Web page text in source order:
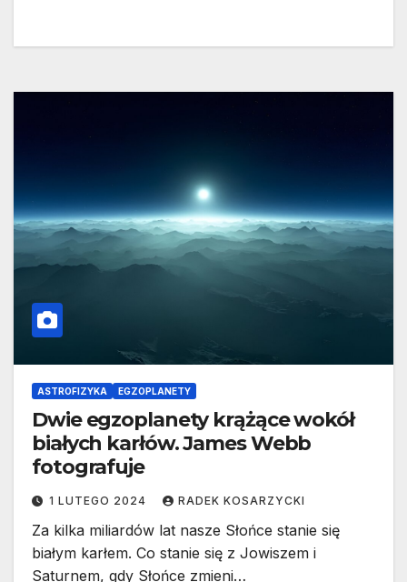
ASTROFIZYKA EGZOPLANETY
Dwie egzoplanety krążące wokół
białych karłów. James Webb
fotografuje
1 LUTEGO 2024 RADEK KOSARZYCKI
Za kilka miliardów lat nasze Słońce stanie się
białym karłem. Co stanie się z Jowiszem i
Saturnem, gdy Słońce zmieni…